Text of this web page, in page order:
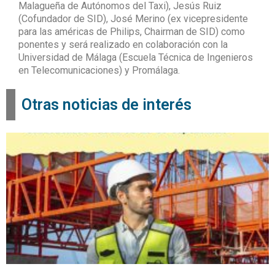
Malagueña de Autónomos del Taxi), Jesús Ruiz
(Cofundador de SID), José Merino (ex vicepresidente
para las américas de Philips, Chairman de SID) como
ponentes y será realizado en colaboración con la
Universidad de Málaga (Escuela Técnica de Ingenieros
en Telecomunicaciones) y Promálaga.
Otras noticias de interés